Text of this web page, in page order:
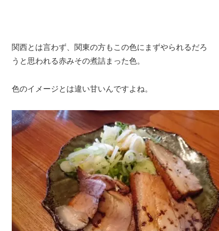
関西とは言わず、関東の方もこの色にまずやられるだろ
うと思われる赤みその煮詰まった色。
色のイメージとは違い甘いんですよね。